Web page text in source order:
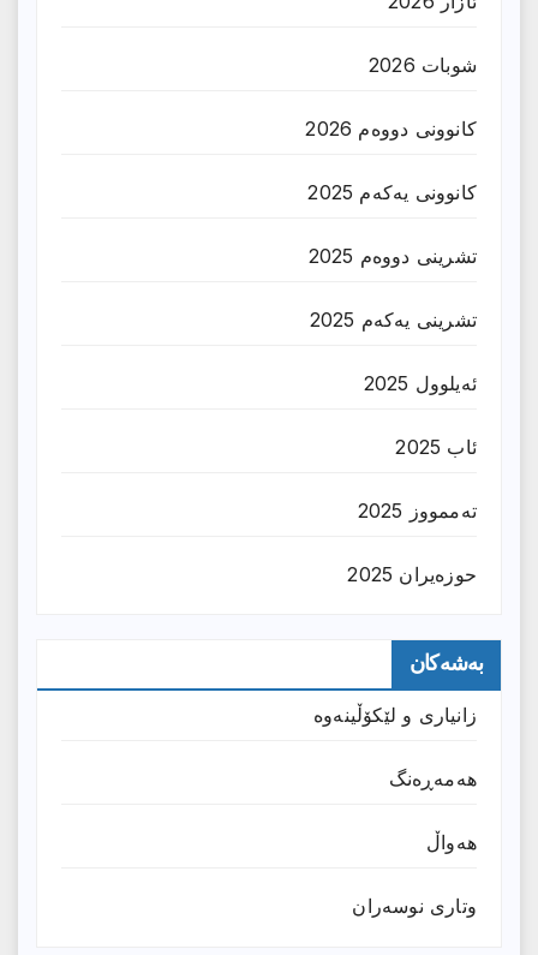
شوبات 2026
کانوونی دووەم 2026
کانوونی یەکەم 2025
تشرینی دووەم 2025
تشرینی یەکەم 2025
ئەیلوول 2025
ئاب 2025
تەممووز 2025
حوزه‌یران 2025
بەشەکان
زانیارى و لێکۆڵینەوە
هەمەڕەنگ
هەواڵ
وتارى نوسەران